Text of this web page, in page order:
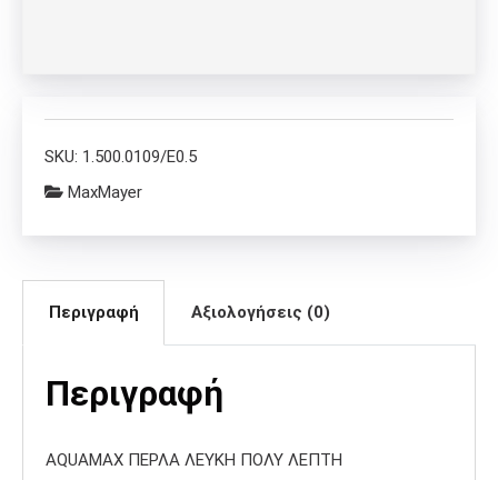
SKU: 1.500.0109/E0.5
MaxMayer
Περιγραφή Αξιολογήσεις (0)
Περιγραφή
AQUAMΑΧ ΠΕΡΛΑ ΛΕΥΚΗ ΠΟΛΥ ΛΕΠΤΗ